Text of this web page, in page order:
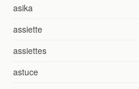
asika
assiette
assiettes
astuce